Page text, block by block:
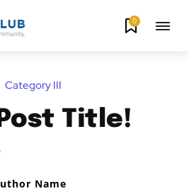
0
Category III
Title!
Name